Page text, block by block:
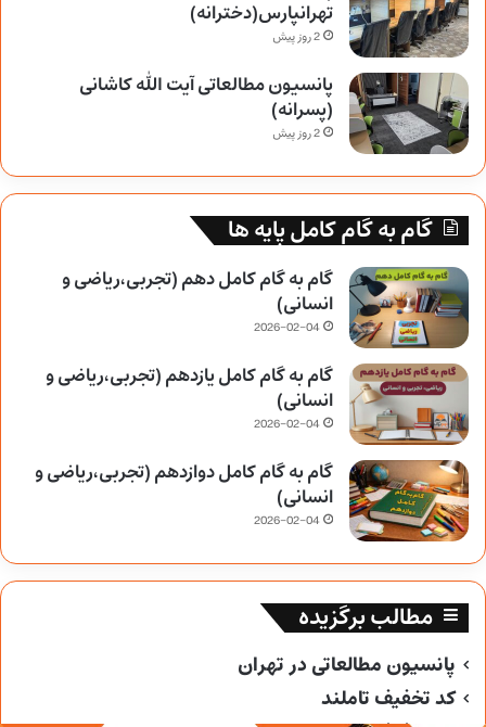
تهرانپارس(دخترانه)
2 روز پیش
پانسیون مطالعاتی آیت الله کاشانی
(پسرانه)
2 روز پیش
گام به گام کامل پایه ها
گام به گام کامل دهم (تجربی،ریاضی و
انسانی)
2026-02-04
گام به گام کامل یازدهم (تجربی،ریاضی و
انسانی)
2026-02-04
گام به گام کامل دوازدهم (تجربی،ریاضی و
انسانی)
2026-02-04
مطالب برگزیده
پانسیون مطالعاتی در تهران
کد تخفیف تاملند